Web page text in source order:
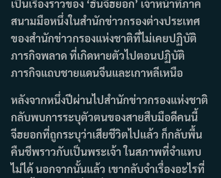
เป็นเรื่องราวของ ‘ฮันจีฮยอก’ เจ้าหน้าที่ภาค
สนามมือหนึ่งในสำนักข่าวกรองต่างประเทศ
ของสำนักข่าวกรองแห่งชาติที่ไม่เคยปฏิบัติ
ภารกิจพลาด ที่เกิดหายตัวไปตอนปฏิบัติ
ภารกิจแถบชายแดนจีนและเกาหลีเหนือ
หลังจากหนึ่งปีผ่านไปสำนักข่าวกรองแห่งชาติ
กลับพบการระบุตัวตนของสายสืบมือดีคนนี้
จีฮยอกที่ถูกระบุว่าเสียชีวิตไปแล้ว ก็กลับพื้น
คืนชีพราวกับเป็นพระเจ้า ในสภาพที่จำแทบ
ไม่ได้ นอกจากนั้นแล้ว เขากลับจำเรื่องอะไรที่